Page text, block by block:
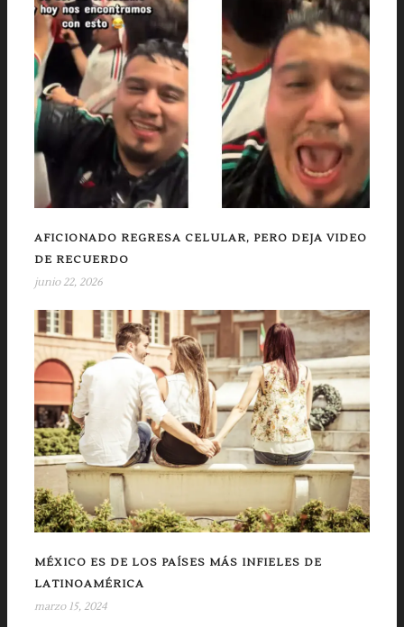
AFICIONADO REGRESA CELULAR, PERO DEJA VIDEO
DE RECUERDO
junio 22, 2026
MÉXICO ES DE LOS PAÍSES MÁS INFIELES DE
LATINOAMÉRICA
marzo 15, 2024